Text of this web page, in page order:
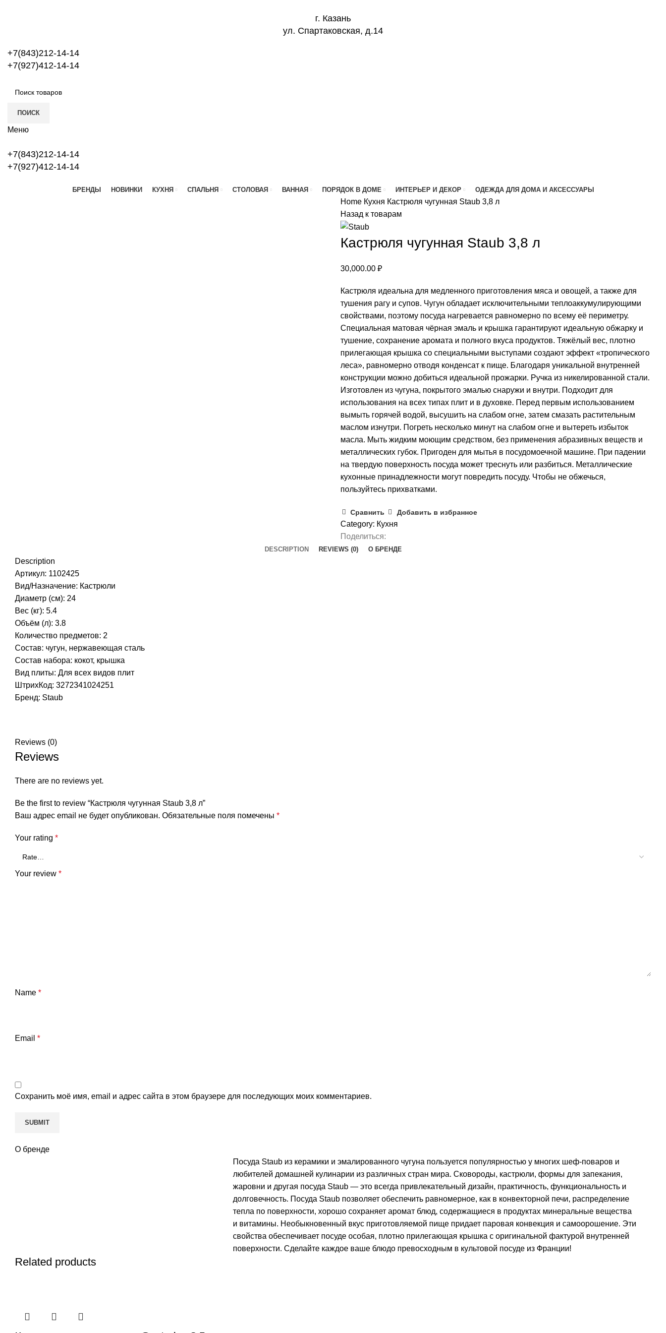
г. Казань
ул. Спартаковская, д.14
+7(843)212-14-14
+7(927)412-14-14
ПОИСК
Меню
+7(843)212-14-14
+7(927)412-14-14
БРЕНДЫ НОВИНКИ КУХНЯ СПАЛЬНЯ СТОЛОВАЯ ВАННАЯ ПОРЯДОК В ДОМЕ ИНТЕРЬЕР И ДЕКОР ОДЕЖДА ДЛЯ ДОМА И АКСЕССУАРЫ
Home Кухня Кастрюля чугунная Staub 3,8 л
Назад к товарам
Кастрюля чугунная Staub 3,8 л
30,000.00 ₽
Кастрюля идеальна для медленного приготовления мяса и овощей, а также для
тушения рагу и супов. Чугун обладает исключительными теплоаккумулирующими
свойствами, поэтому посуда нагревается равномерно по всему её периметру.
Специальная матовая чёрная эмаль и крышка гарантируют идеальную обжарку и
тушение, сохранение аромата и полного вкуса продуктов. Тяжёлый вес, плотно
прилегающая крышка со специальными выступами создают эффект «тропического
леса», равномерно отводя конденсат к пище. Благодаря уникальной внутренней
конструкции можно добиться идеальной прожарки. Ручка из никелированной стали.
Изготовлен из чугуна, покрытого эмалью снаружи и внутри. Подходит для
использования на всех типах плит и в духовке. Перед первым использованием
вымыть горячей водой, высушить на слабом огне, затем смазать растительным
маслом изнутри. Погреть несколько минут на слабом огне и вытереть избыток
масла. Мыть жидким моющим средством, без применения абразивных веществ и
металлических губок. Пригоден для мытья в посудомоечной машине. При падении
на твердую поверхность посуда может треснуть или разбиться. Металлические
кухонные принадлежности могут повредить посуду. Чтобы не обжечься,
пользуйтесь прихватками.
Сравнить Добавить в избранное
Category: Кухня
Поделиться:
DESCRIPTION REVIEWS (0) О БРЕНДЕ
Description
Артикул: 1102425
Вид/Назначение: Кастрюли
Диаметр (см): 24
Вес (кг): 5.4
Объём (л): 3.8
Количество предметов: 2
Состав: чугун, нержавеющая сталь
Состав набора: кокот, крышка
Вид плиты: Для всех видов плит
ШтрихКод: 3272341024251
Бренд: Staub
Reviews (0)
Reviews
There are no reviews yet.
Be the first to review “Кастрюля чугунная Staub 3,8 л”
Ваш адрес email не будет опубликован. Обязательные поля помечены *
Your rating *
Your review *
Name *
Email *
Сохранить моё имя, email и адрес сайта в этом браузере для последующих моих комментариев.
О бренде
Посуда Staub из керамики и эмалированного чугуна пользуется популярностью у многих шеф-поваров и
любителей домашней кулинарии из различных стран мира. Сковороды, кастрюли, формы для запекания,
жаровни и другая посуда Staub — это всегда привлекательный дизайн, практичность, функциональность и
долговечность. Посуда Staub позволяет обеспечить равномерное, как в конвекторной печи, распределение
тепла по поверхности, хорошо сохраняет аромат блюд, содержащиеся в продуктах минеральные вещества
и витамины. Необыкновенный вкус приготовляемой пище придает паровая конвекция и самоорошение. Эти
свойства обеспечивает посуде особая, плотно прилегающая крышка с оригинальной фактурой внутренней
поверхности. Сделайте каждое ваше блюдо превосходным в культовой посуде из Франции!
Related products